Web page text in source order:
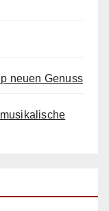
neuen Genuss